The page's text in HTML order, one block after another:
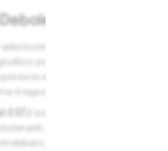
aderiscono sempre alle loro
più di ogni altro, anche
possono essere inflessibili e
troppo autoritari nelle loro
ESTJ
sono così idealisti quando
o critici verso gli altri che
cercare amici che siano